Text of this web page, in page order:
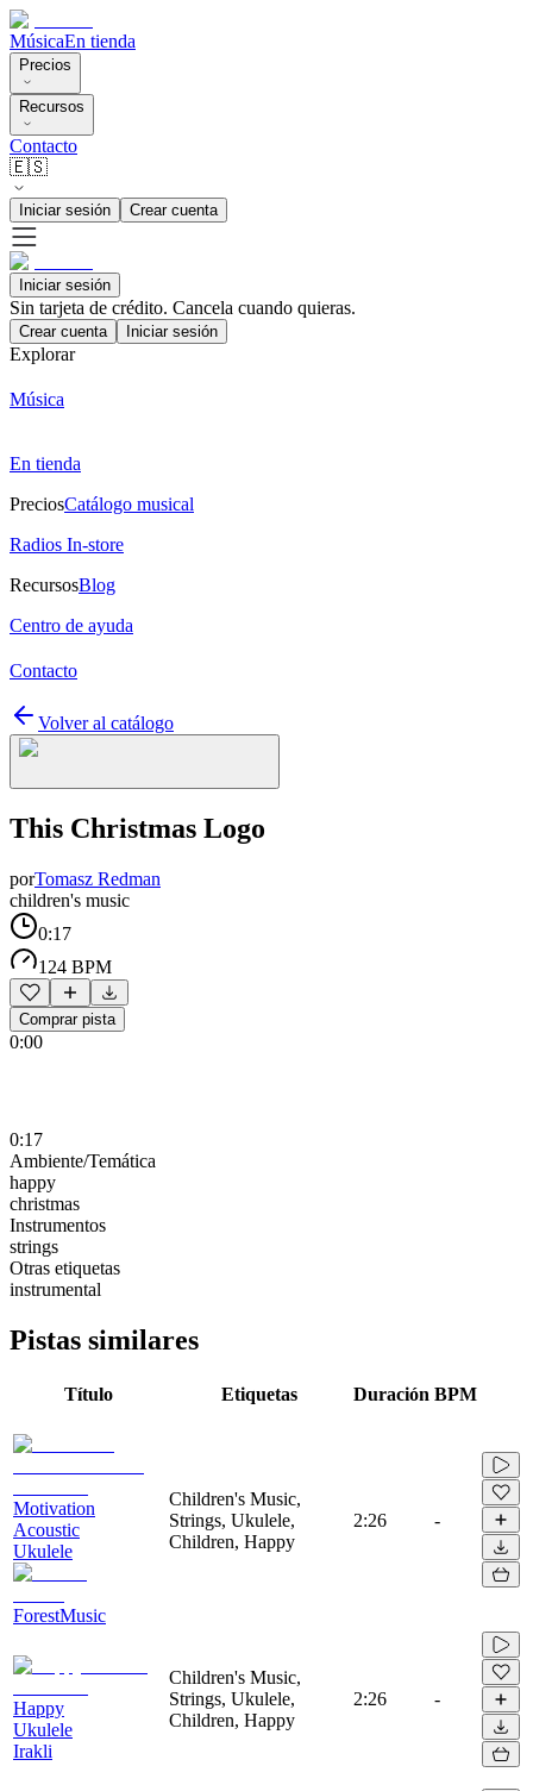
MúsicaEn tienda
Precios
Recursos
Contacto
🇪🇸
Iniciar sesión Crear cuenta
Iniciar sesión
Sin tarjeta de crédito. Cancela cuando quieras.
Crear cuenta Iniciar sesión
Explorar
Música
En tienda
PreciosCatálogo musical
Radios In-store
RecursosBlog
Centro de ayuda
Contacto
Volver al catálogo
This Christmas Logo
porTomasz Redman
children's music
0:17
124 BPM
Comprar pista
0:00
0:17
Ambiente/Temática
happy
christmas
Instrumentos
strings
Otras etiquetas
instrumental
Pistas similares
Título Etiquetas Duración BPM
Motivation
Acoustic
Ukulele
ForestMusic
Children's Music,
Strings, Ukulele,
Children, Happy
2:26 -
Happy
Ukulele
Irakli
Children's Music,
Strings, Ukulele,
Children, Happy
2:26 -